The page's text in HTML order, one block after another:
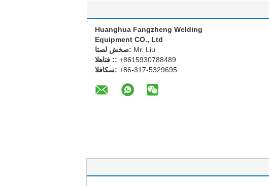
Huanghua Fangzheng Welding
Equipment CO., Ltd
اتصل شخص: Mr. Liu
الهاتف :: +8615930788489
الفاكس: +86-317-5329695